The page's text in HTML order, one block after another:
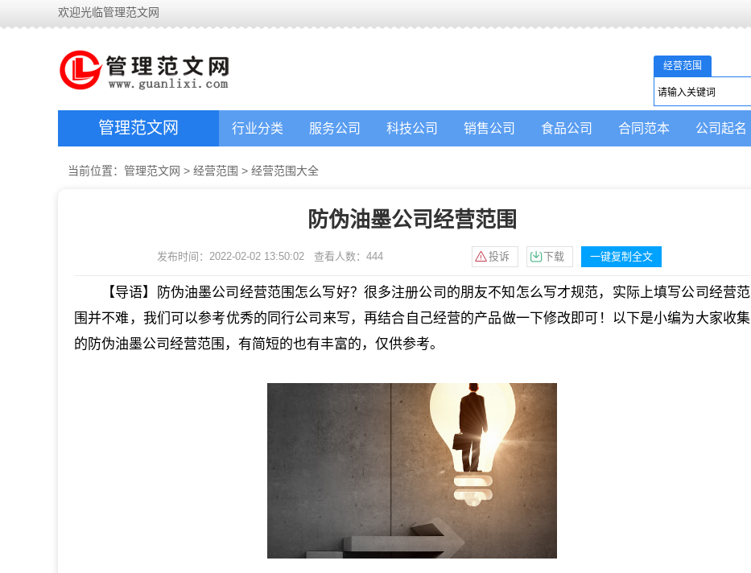
欢迎光临管理范文网
经营范围
管理范文网 行业分类 服务公司 科技公司 销售公司 食品公司 合同范本 公司起名
当前位置： 管理范文网 > 经营范围 > 经营范围大全
防伪油墨公司经营范围
发布时间：2022-02-02 13:50:02 查看人数： 444 投诉 下载 一键复制全文
【导语】防伪油墨公司经营范围怎么写好？很多注册公司的朋友不知怎么写才规范，实际上填写公司经营范
围并不难，我们可以参考优秀的同行公司来写，再结合自己经营的产品做一下修改即可！以下是小编为大家收集
的防伪油墨公司经营范围，有简短的也有丰富的，仅供参考。